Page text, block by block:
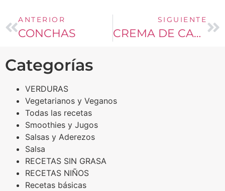
ANTERIOR
CONCHAS
SIGUIENTE
CREMA DE CALABAZA
Categorías
VERDURAS
Vegetarianos y Veganos
Todas las recetas
Smoothies y Jugos
Salsas y Aderezos
Salsa
RECETAS SIN GRASA
RECETAS NIÑOS
Recetas básicas